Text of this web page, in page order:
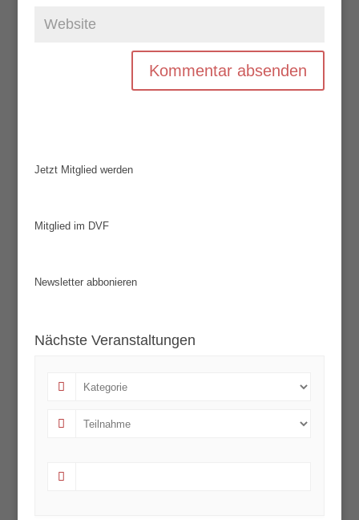
Jetzt Mitglied werden
Mitglied im DVF
Newsletter abbonieren
Nächste Veranstaltungen